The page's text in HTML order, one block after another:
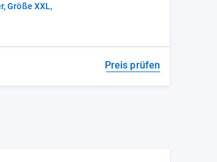
Größe XXL,
Preis prüfen